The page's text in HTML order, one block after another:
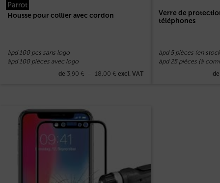
Parrot
Housse pour collier avec cordon
àpd 100 pcs sans logo
àpd 100 pièces avec logo
de 3,90 € – 18,00 € excl. VAT
Verre de
téléphones
àpd 5 pièces (en
àpd 25 pièces (à